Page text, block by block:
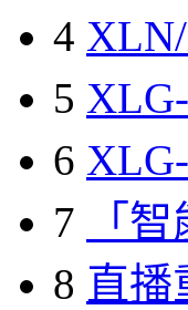
4
5
6
7
「
8 直播